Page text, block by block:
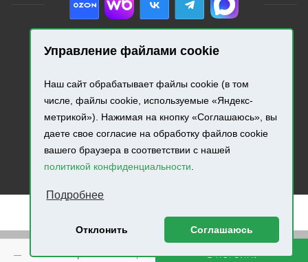
Управление файлами cookie
Наш сайт обрабатывает файлы cookie (в том
числе, файлы cookie, используемые «Яндекс-
метрикой»). Нажимая на кнопку «Соглашаюсь», вы
даете свое согласие на обработку файлов cookie
вашего браузера в соответствии с нашей
политикой конфиденциальности.
Подробнее
Отклонить Соглашаюсь
В КОРЗИНУ
Внимание! Минимальная сумма заказа составляет 500
Разработка и продвижение сайта.